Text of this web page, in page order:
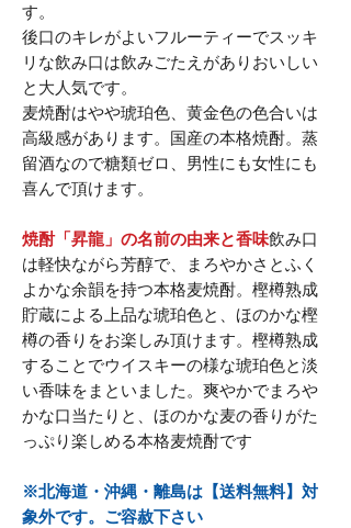
す。
後口のキレがよいフルーティーでスッキ
リな飲み口は飲みごたえがありおいしい
と大人気です。
麦焼酎はやや琥珀色、黄金色の色合いは
高級感があります。国産の本格焼酎。蒸
留酒なので糖類ゼロ、男性にも女性にも
喜んで頂けます。
焼酎「昇龍」の名前の由来と香味飲み口
は軽快ながら芳醇で、まろやかさとふく
よかな余韻を持つ本格麦焼酎。樫樽熟成
貯蔵による上品な琥珀色と、ほのかな樫
樽の香りをお楽しみ頂けます。樫樽熟成
することでウイスキーの様な琥珀色と淡
い香味をまといました。爽やかでまろや
かな口当たりと、ほのかな麦の香りがた
っぷり楽しめる本格麦焼酎です
※北海道・沖縄・離島は【送料無料】対
象外です。ご容赦下さい